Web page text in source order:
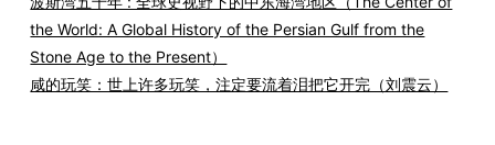
the World: A Global History of the Persian Gulf from the
Stone Age to the Present）
咸的玩笑：世上许多玩笑，注定要流着泪把它开完（刘震云）